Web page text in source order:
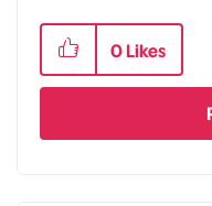
0 Likes